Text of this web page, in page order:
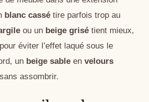
blanc cassé tire parfois trop au
ou un beige grisé tient mieux,
pour éviter l’effet laqué sous le
un beige sable en velours
assombrir.